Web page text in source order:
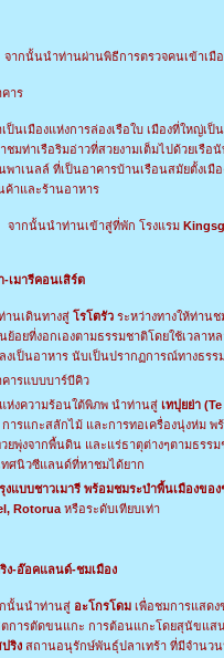
ากนั้นนำท่านผ่านพิธีการตรวจคนเข้าเมื
าร
ป็นเมืองแห่งการล่องเรือใบ เมืองที่ใหญ่
ชมท่าเรือริมอ่าวที่สวยงามเต็มไปด้วยเรื
าเนลล์ ที่เป็นอาคารบ้านเรือนสมัยตั้งเมื
าและร้านอาหาร
ากนั้นนำท่านเข้าสู่ที่พัก โรงแรม
เมารีคอนเสิร์ต
านเดินทางสู่ โรโตรัว ระหว่างทางให้ท่าน
อยที่งอกเองตามธรรมชาติโดยใช้เวลา
งเป็นอาหาร นับเป็นปรากฏการณ์ทางธรร
ารแบบบาร์บีคิว
แห่งความร้อนใต้พิภพ นำท่านสู่ เทปุยย่า
ารแกะสลักไม้ และการทอเครื่องนุ่งห่ม
ยพุ่งจากพื้นดิน และแร่ธาตุต่างๆตามธรร
ศนิวซีแลนด์ที่หาชมได้ยาก
งแบบชาวเมารี พร้อมชมระบำพื้นเมืองของ
Rotorua หรือระดับเทียบเท่า
อ๊อคแลนด์-ชมเมือง
กนั้นนำท่านสู่ อะโกรโดม เพื่อชมการแสด
ตการตัดขนแกะ การต้อนแกะโดยสุนัข
ริง สถานอนุรักษ์พันธุ์ปลาเทร้า ที่มีจำนว